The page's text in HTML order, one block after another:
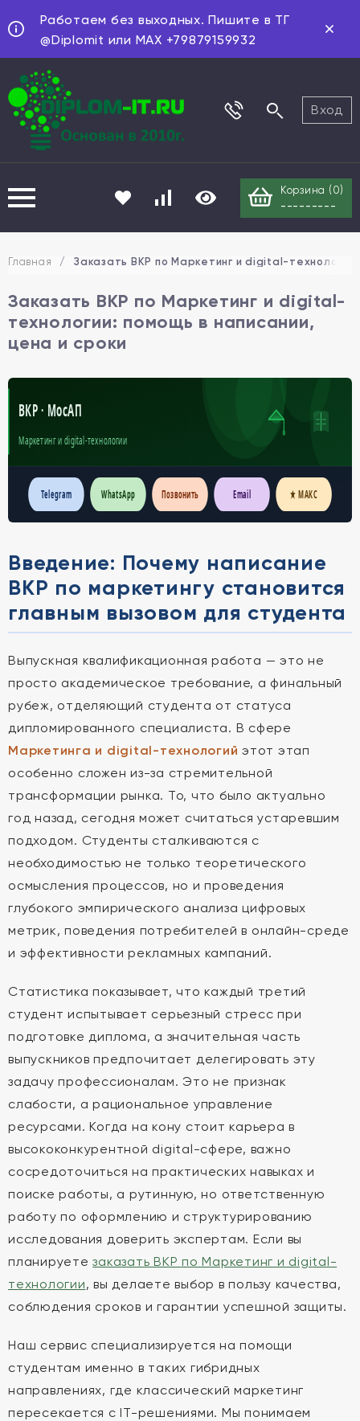
Работаем без выходных. Пишите в ТГ
@Diplomit или MAX +79879159932
Вход
Корзина ( 0)
---------
Главная / Заказать ВКР по Маркетинг и digital-
Заказать ВКР по Маркетинг и digital-
технологии: помощь в написании,
цена и сроки
ВКР · МосАП
Маркетинг и digital-технологии
Telegram WhatsApp Позвонить Email ★ МАКС
Введение: Почему написание
ВКР по маркетингу становится
главным вызовом для студента
Выпускная квалификационная работа — это не
просто академическое требование, а финальный
рубеж, отделяющий студента от статуса
дипломированного специалиста. В сфере
Маркетинга и digital-технологий этот этап
особенно сложен из-за стремительной
трансформации рынка. То, что было актуально
год назад, сегодня может считаться устаревшим
подходом. Студенты сталкиваются с
необходимостью не только теоретического
осмысления процессов, но и проведения
глубокого эмпирического анализа цифровых
метрик, поведения потребителей в онлайн-среде
и эффективности рекламных кампаний.
Статистика показывает, что каждый третий
студент испытывает серьезный стресс при
подготовке диплома, а значительная часть
выпускников предпочитает делегировать эту
задачу профессионалам. Это не признак
слабости, а рациональное управление
ресурсами. Когда на кону стоит карьера в
высококонкурентной digital-сфере, важно
сосредоточиться на практических навыках и
поиске работы, а рутинную, но ответственную
работу по оформлению и структурированию
исследования доверить экспертам. Если вы
планируетезаказать ВКР по Маркетинг и digital-
технологии, вы делаете выбор в пользу качества,
соблюдения сроков и гарантии успешной защиты.
Наш сервис специализируется на помощи
студентам именно в таких гибридных
направлениях, где классический маркетинг
пересекается с IT-решениями. Мы понимаем